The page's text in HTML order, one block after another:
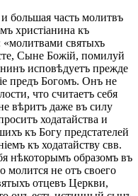
большая часть молитвъ
христіанина къ
«молитвами святыхъ
Сыне Божій, помилуй
исповѣдуетъ прежде
предъ Богомъ. Онъ не
что считаетъ себя
вѣритъ даже въ силу
ходатайства и
къ Богу предстателей
къ ходатайству свв.
нѣкоторымъ образомъ въ
молится не отъ своего
отцевъ Церкви,